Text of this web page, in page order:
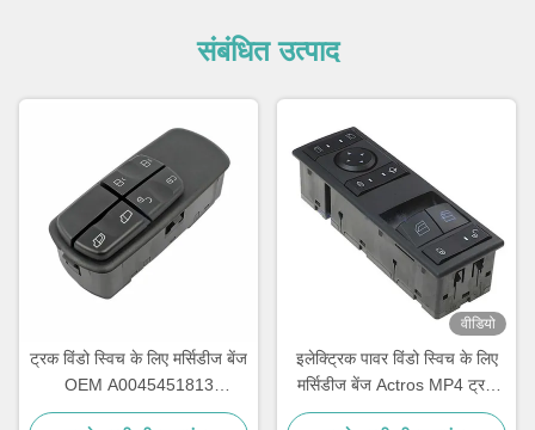
संबंधित उत्पाद
ट्रक विंडो स्विच के लिए मर्सिडीज बेंज
OEM A0045451813
A0055451313 A0045401805
वीडियो
इलेक्ट्रिक पावर विंडो स्विच के लिए
मर्सिडीज बेंज Actros MP4 ट्रक
OEM A9605451013